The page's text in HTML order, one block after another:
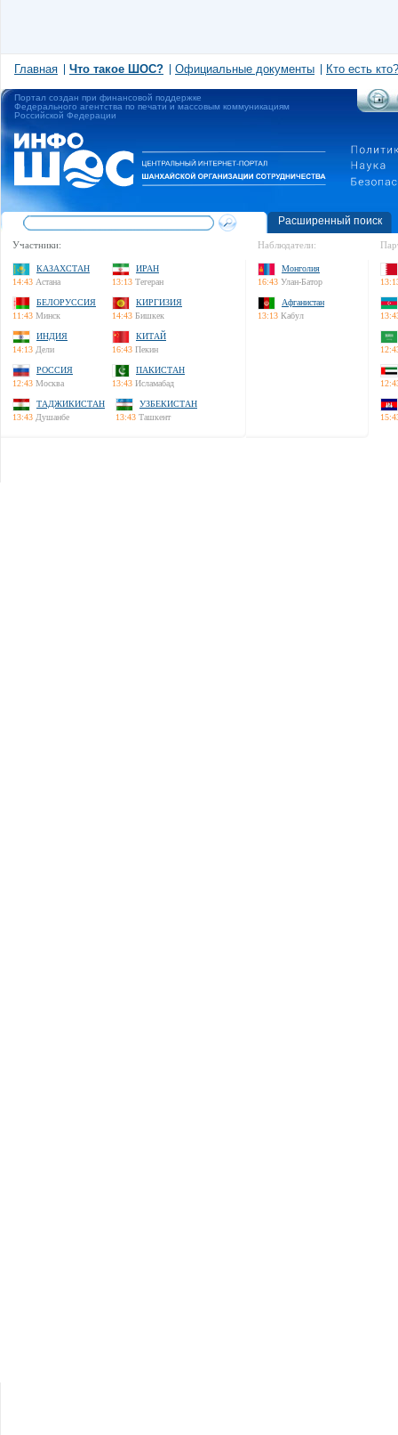
Главная Что такое ШОС? Официальные документы Кто есть кто?
Портал создан при финансовой поддержке
Федерального агентства по печати и массовым коммуникациям
Российской Федерации
Расширенный поиск
Участники:
КАЗАХСТАН
14:43 Астана
ИРАН
13:13 Тегеран
БЕЛОРУССИЯ
11:43 Минск
КИРГИЗИЯ
14:43 Бишкек
ИНДИЯ
14:13 Дели
КИТАЙ
16:43 Пекин
РОССИЯ
12:43 Москва
ПАКИСТАН
13:43 Исламабад
ТАДЖИКИСТАН
13:43 Душанбе
УЗБЕКИСТАН
13:43 Ташкент
Наблюдатели:
Монголия
16:43 Улан-Батор
Афганистан
13:13 Кабул